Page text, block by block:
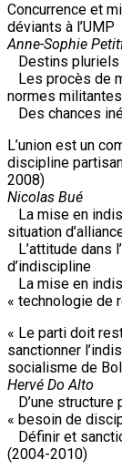
Concurrence et
déviants à l’UMP
Anne-Sophie
Destins pluriels
Les procès de
normes militantes
Des chances
L’union est un
discipline
2008)
Nicolas Bué
La mise en
situation
L’attitude dans
d’indiscipline
La mise en
« technologie de
« Le parti doit
sanctionner
socialisme de
Hervé Do Alto
D’une structure
« besoin de
Définir et
(2004-2010)